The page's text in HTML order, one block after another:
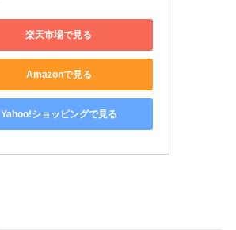
楽天市場で見る
Amazonで見る
Yahoo!ショッピングで見る